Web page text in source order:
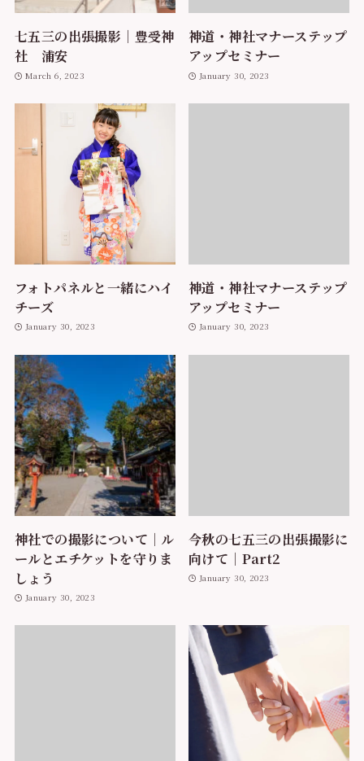
七五三の出張撮影｜豊受神
社 浦安
March 6, 2023
神道・神社マナーステップ
アップセミナー
January 30, 2023
フォトパネルと一緒にハイ
チーズ
January 30, 2023
神道・神社マナーステップ
アップセミナー
January 30, 2023
神社での撮影について｜ル
ールとエチケットを守りま
しょう
January 30, 2023
今秋の七五三の出張撮影に
向けて｜Part2
January 30, 2023